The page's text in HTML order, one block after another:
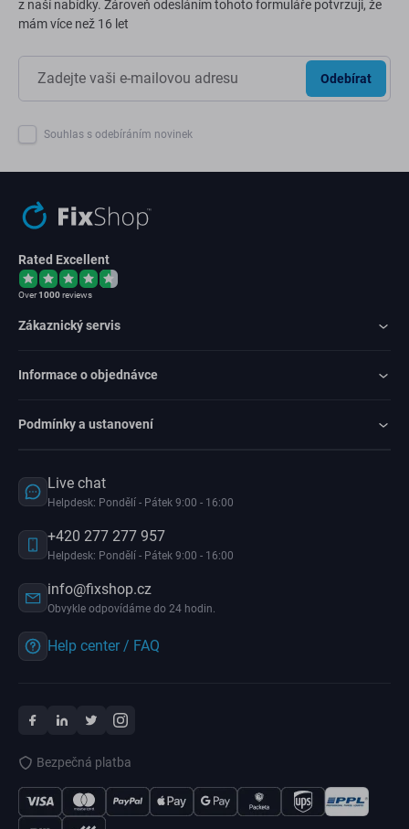
z naší nabídky. Zároveň odesláním tohoto formuláře potvrzuji, že
mám více než 16 let
Odebírat
Souhlas s odebíráním novinek
Rated Excellent
Over1000reviews
Zákaznický servis
Informace o objednávce
Podmínky a ustanovení
Live chat
Helpdesk: Pondělí - Pátek 9:00 - 16:00
+420 277 277 957
Helpdesk: Pondělí - Pátek 9:00 - 16:00
info@fixshop.cz
Obvykle odpovídáme do 24 hodin.
Help center / FAQ
Bezpečná platba